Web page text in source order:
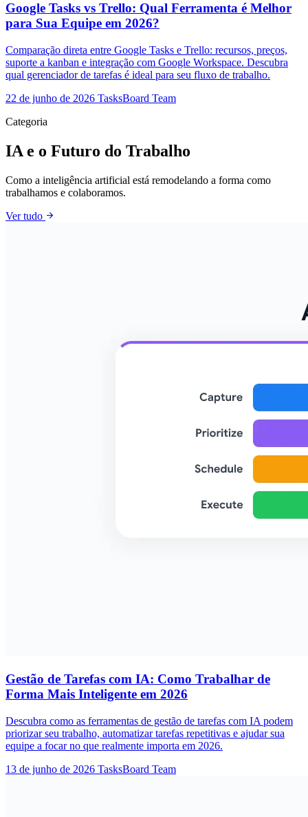
Google Tasks vs Trello: Qual Ferramenta é Melhor
para Sua Equipe em 2026?
Comparação direta entre Google Tasks e Trello: recursos, preços,
suporte a kanban e integração com Google Workspace. Descubra
qual gerenciador de tarefas é ideal para seu fluxo de trabalho.
22 de junho de 2026 TasksBoard Team
Categoria
IA e o Futuro do Trabalho
Como a inteligência artificial está remodelando a forma como
trabalhamos e colaboramos.
Ver tudo arrow_forward
Gestão de Tarefas com IA: Como Trabalhar de
Forma Mais Inteligente em 2026
Descubra como as ferramentas de gestão de tarefas com IA podem
priorizar seu trabalho, automatizar tarefas repetitivas e ajudar sua
equipe a focar no que realmente importa em 2026.
13 de junho de 2026 TasksBoard Team